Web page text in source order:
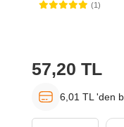
(1)
57,20 TL
6,01 TL 'den